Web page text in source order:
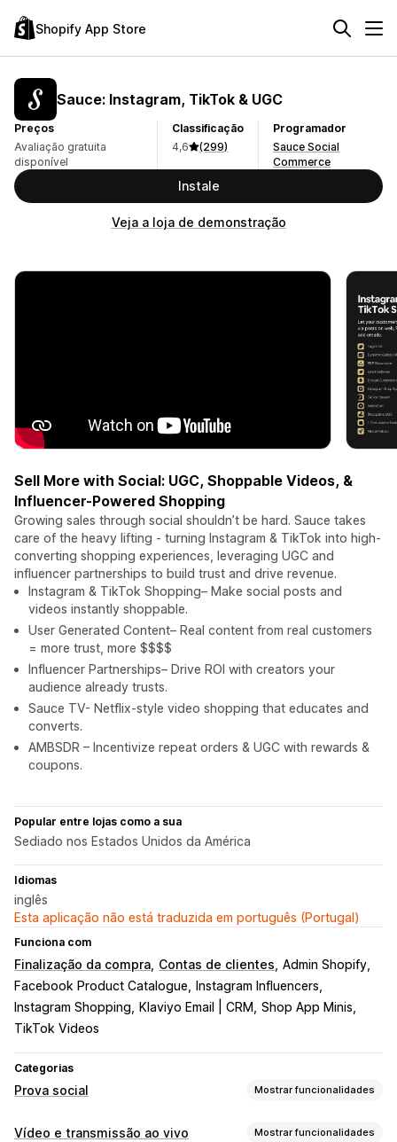
Shopify App Store
Sauce: Instagram, TikTok & UGC
Preços
Avaliação gratuita
disponível
Classificação
4,6
(299)
Programador
Sauce Social
Commerce
Instale
Veja a loja de demonstração
Sell More with Social: UGC, Shoppable Videos, &
Influencer-Powered Shopping
Growing sales through social shouldn’t be hard. Sauce takes
care of the heavy lifting - turning Instagram & TikTok into high-
converting shopping experiences, leveraging UGC and
influencer partnerships to build trust and drive revenue.
Instagram & TikTok Shopping– Make social posts and
videos instantly shoppable.
User Generated Content– Real content from real customers
= more trust, more $$$$
Influencer Partnerships– Drive ROI with creators your
audience already trusts.
Sauce TV- Netflix-style video shopping that educates and
converts.
AMBSDR – Incentivize repeat orders & UGC with rewards &
coupons.
Popular entre lojas como a sua
Sediado nos Estados Unidos da América
Idiomas
inglês
Esta aplicação não está traduzida em português (Portugal)
Funciona com
Finalização da compra Contas de clientes Admin Shopify
Facebook Product Catalogue
Instagram Influencers
Instagram Shopping
Klaviyo Email | CRM
Shop App Minis
TikTok Videos
Categorias
Prova social Mostrar funcionalidades
Tipos de conteúdo
Vídeo e transmissão ao vivo Mostrar funcionalidades